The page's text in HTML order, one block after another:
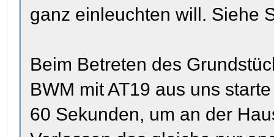
ganz einleuchten will. Siehe
Beim Betreten des
BWM mit AT19 aus uns
60 Sekunden, um an der